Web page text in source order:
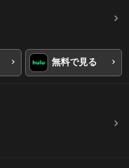
無料で見る